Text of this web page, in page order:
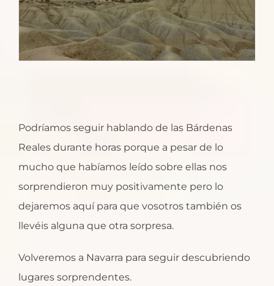
Podríamos seguir hablando de las Bárdenas
Reales durante horas porque a pesar de lo
mucho que habíamos leído sobre ellas nos
sorprendieron muy positivamente pero lo
dejaremos aquí para que vosotros también os
llevéis alguna que otra sorpresa.
Volveremos a Navarra para seguir descubriendo
lugares sorprendentes.